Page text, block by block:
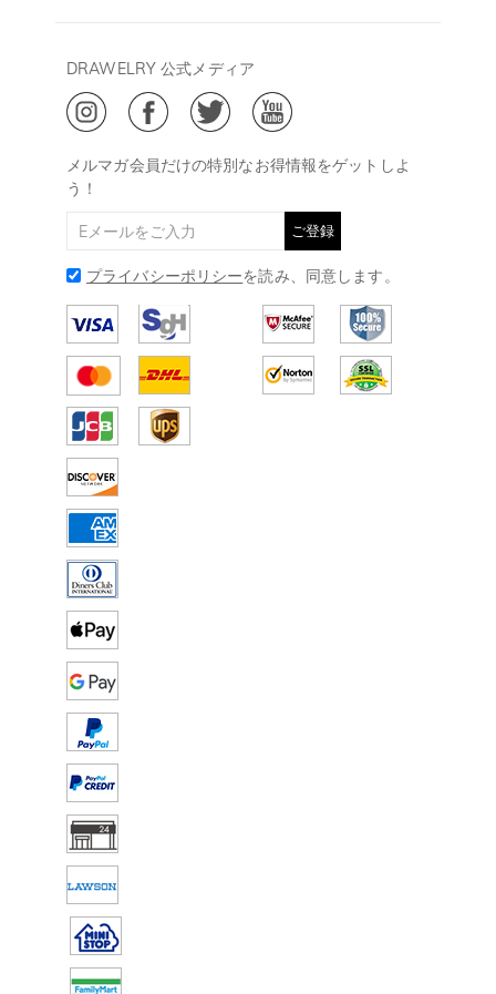
ご利用規約
ご特定商取引法に基づく表示
ジュエリーお手入れ
Drawelry Blog
会員・ポイントについて
メルマガ会員だけの特別なお得情報をゲットしよ
う！
ご登録
プライバシーポリシーを読み、同意します。
DRAWELRY 公式メディア